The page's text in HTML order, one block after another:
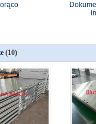
(10)